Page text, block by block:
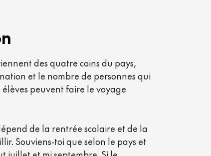
des quatre coins du pays,
et le nombre de personnes qui
peuvent faire le voyage
de la rentrée scolaire et de la
Souviens-toi que selon le pays et